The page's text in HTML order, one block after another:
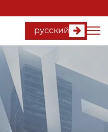
русский